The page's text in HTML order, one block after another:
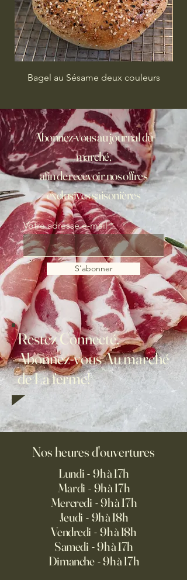
Bagel au Sésame deux couleurs
Abonnez-vous au journal du
marché,
afin de recevoir nos offres
exclusives saisonières
Votre adresse e-mail
S'abonner
Restez Connecté,
Abonnez-vous Au marché
de La ferme!
Nos heures d'ouvertures
Lundi - 9h à 17h
Mardi - 9h à 17h
Mercredi - 9h à 17h
Jeudi - 9h à 18h
Vendredi - 9h à 18h
Samedi - 9h à 17h
Dimanche - 9h à 17h